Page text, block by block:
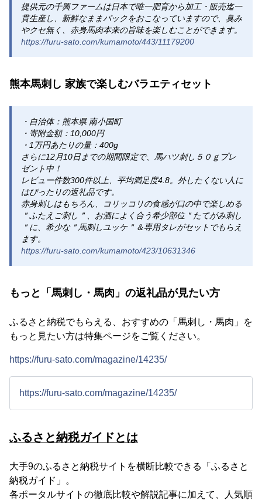
提供元の千興ファームは日本で唯一肥育から加工・販売迄一
貫生産し、新鮮なままパックをおこなっていますので、臭み
やクセ無く、赤身馬肉本来の旨味を楽しむことができます。
https://furu-sato.com/kumamoto/443/11179200
熊本馬刺し 家族で楽しむバラエティセット
・自治体：熊本県 南小国町
・寄附金額：10,000円
・1万円あたりの量：400g
さらに12月10日までの期間限定で、馬ハツ刺し５０ｇプレ
ゼント中！
レビュー件数300件以上、平均満足度4.8。外したくない人に
はぴったりの返礼品です。
赤身刺しはもちろん、コリッコリの食感が口の中で楽しめる
＂ふたえご刺し＂、お酒によく合う希少部位＂たてがみ刺し
＂に、希少な＂馬刺しユッケ＂＆専用タレがセットでもらえ
ます。
https://furu-sato.com/kumamoto/423/10631346
もっと「馬刺し・馬肉」の返礼品が見たい方
ふるさと納税でもらえる、おすすめの「馬刺し・馬肉」を
もっと見たい方は特集ページをご覧ください。
https://furu-sato.com/magazine/14235/
https://furu-sato.com/magazine/14235/
ふるさと納税ガイドとは
大手9のふるさと納税サイトを横断比較できる「ふるさと
納税ガイド」。
各ポータルサイトの徹底比較や解説記事に加えて、人気順